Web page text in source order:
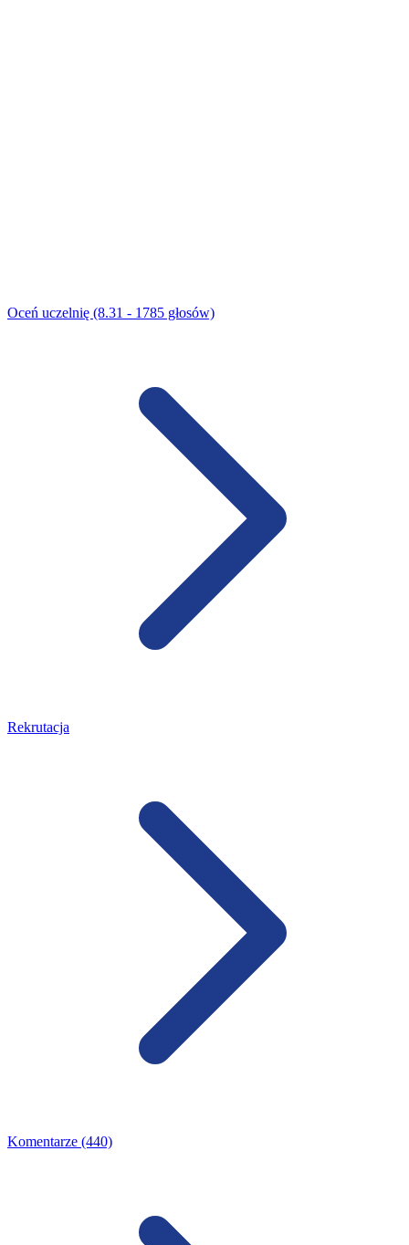
Oceń uczelnię (8.31 - 1785 głosów)
Rekrutacja
Komentarze (440)